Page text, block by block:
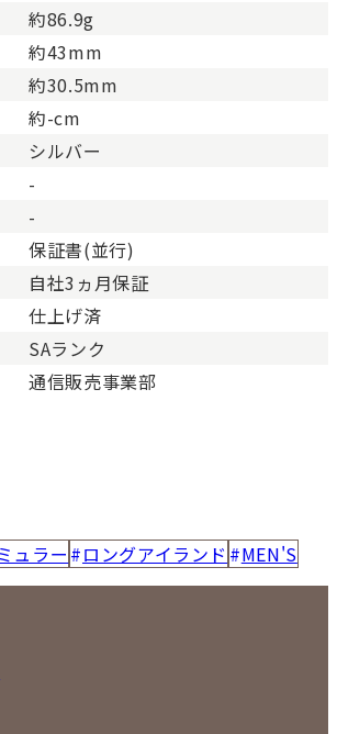
感のある商品。傷や汚れなどがあり、
す。
感があり、傷や汚れが多く目立つ場合
約86.9g
約43mm
約30.5mm
約-cm
シルバー
-
-
保証書(並行)
自社3ヵ月保証
仕上げ済
SAランク
通信販売事業部
ュラー ロングアイランド MEN'S